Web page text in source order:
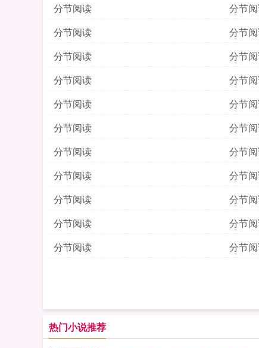
分节阅读
分节
分节阅读
分节
分节阅读
分节
分节阅读
分节
分节阅读
分节
分节阅读
分节
分节阅读
分节
分节阅读
分节
分节阅读
分节
分节阅读
分节
分节阅读
分节
热门小说推荐